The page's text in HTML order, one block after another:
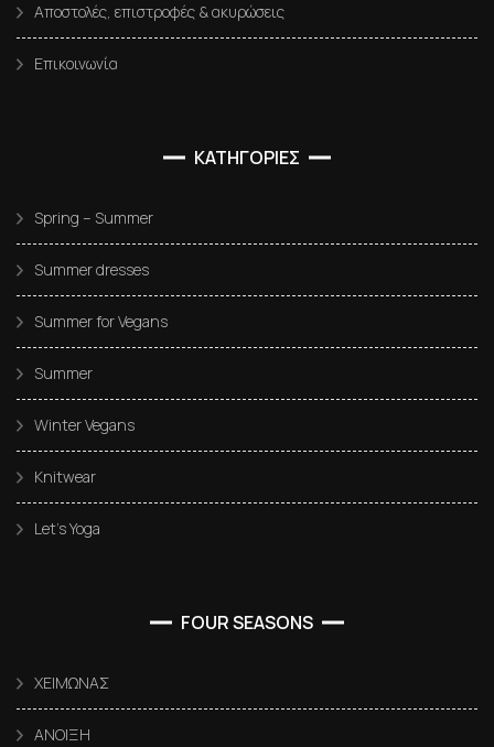
Αποστολές, επιστροφές & ακυρώσεις
Επικοινωνία
ΚΑΤΗΓΟΡΙΕΣ
Spring – Summer
Summer dresses
Summer for Vegans
Summer
Winter Vegans
Knitwear
Let’s Yoga
FOUR SEASONS
ΧΕΙΜΩΝΑΣ
ΑΝΟΙΞΗ